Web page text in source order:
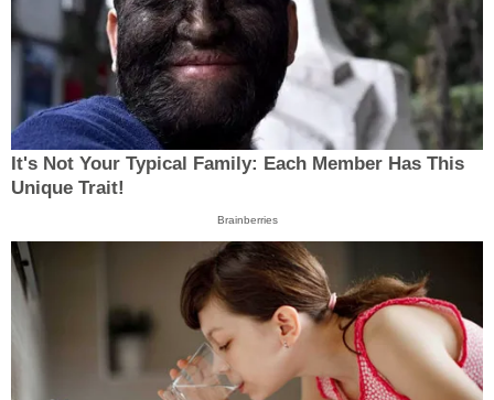
It's Not Your Typical Family: Each Member Has This
Unique Trait!
Brainberries